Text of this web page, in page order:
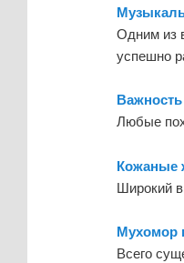
Одним из
успешно
Любые
Кожаные
Широкий
Мухомор
Всего